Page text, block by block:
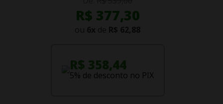
R$ 377,30
R$ 358,44
5% de desconto no PIX